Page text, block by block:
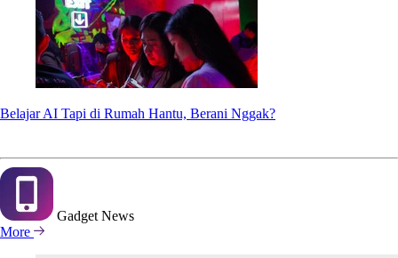
Belajar AI Tapi di Rumah Hantu, Berani Nggak?
Gadget News
More